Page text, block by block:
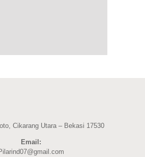
Cikarang Utara – Bekasi 17530
Email: